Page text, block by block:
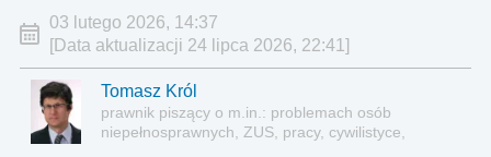
03 lutego 2026, 14:37
[Data aktualizacji 24 lipca 2026, 22:41]
Tomasz Król
prawnik piszący o m.in.: problemach osób
niepełnosprawnych, ZUS, pracy, cywilistyce,